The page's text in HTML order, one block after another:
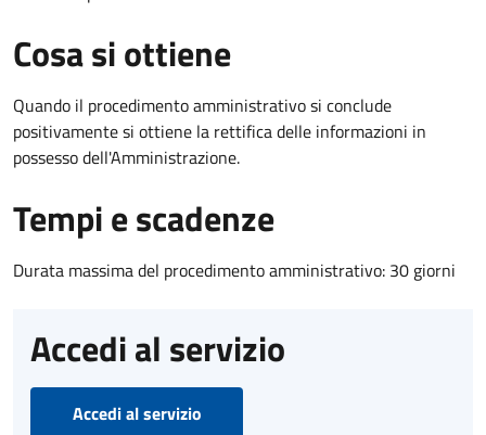
Cosa si ottiene
Quando il procedimento amministrativo si conclude
positivamente si ottiene la rettifica delle informazioni in
possesso dell'Amministrazione.
Tempi e scadenze
Durata massima del procedimento amministrativo: 30 giorni
Accedi al servizio
Accedi al servizio